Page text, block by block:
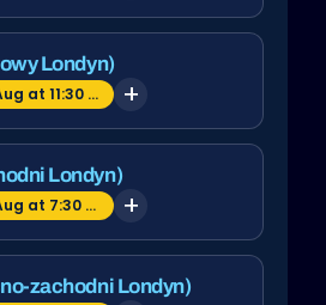
Londyn)
Następny CBT: 17 Aug at 11:30 am
Londyn)
Następny CBT: 13 Aug at 7:30 am
zachodni Londyn)